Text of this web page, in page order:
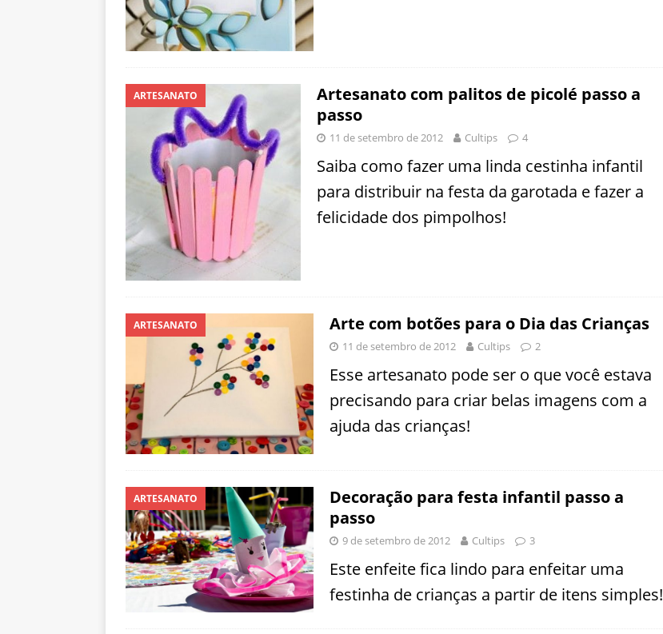
ARTESANATO
Artesanato com palitos de picolé passo a
passo
11 de setembro de 2012 Cultips 4
Saiba como fazer uma linda cestinha infantil
para distribuir na festa da garotada e fazer a
felicidade dos pimpolhos!
ARTESANATO Arte com botões para o Dia das Crianças
11 de setembro de 2012 Cultips 2
Esse artesanato pode ser o que você estava
precisando para criar belas imagens com a
ajuda das crianças!
ARTESANATO
Decoração para festa infantil passo a
passo
9 de setembro de 2012 Cultips 3
Este enfeite fica lindo para enfeitar uma
festinha de crianças a partir de itens simples!